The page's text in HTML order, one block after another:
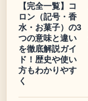
【完全一覧】コ
ロン（記号・香
水・お菓子）の3
つの意味と違い
を徹底解説ガイ
ド！歴史や使い
方もわかりやす
く